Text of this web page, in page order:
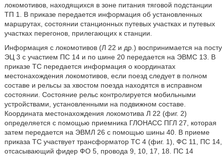
локомотивов, находящихся в зоне питания тяговой подстанции
ТП 1. В приказе передается информация об установленных
маршрутах, состоянии станционных путевых участках и путевых
участках перегонов, прилегающих к станции.
Информация с локомотивов (Л 22 и др.) воспринимается на посту
ЭЦ 3 с участием ПС 14 и по шине 20 передается на ЭВМС 13. В
приказе ТС передается информация о координатах
местонахождения локомотивов, если поезд следует в полном
составе и рельсы за хвостом поезда находятся в исправном
состоянии. Состояние рельс контролируется мобильными
устройствами, установленными на подвижном составе.
Координата местонахождения локомотива Л 22 (фиг. 2)
определяется с помощью приемника ГЛОНАСС ПГЛ 27, которая
затем передается на ЭВМЛ 26 с помощью шины 40. В приеме
приказа ТС участвует трансформатор ТС 4 (фиг. 1), ФС 11, ПС 14,
отсасывающий фидер ФО 5, провода 9, 10, 17, 18. ПС 14